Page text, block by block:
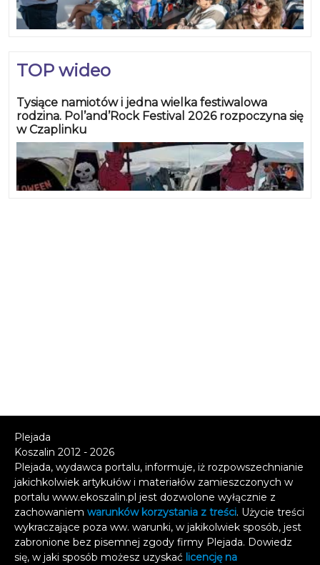
TOP wideo
Tysiące namiotów i jedna wielka festiwalowa
rodzina. Pol’and’Rock Festival 2026 rozpoczyna się
w Czaplinku
Plejada
Koszalin 2012 - 2026
Plejada, wydawca portalu, informuje, iż rozpowszechnianie
jakichkolwiek artykułów i materiałów zamieszczonych w
portalu www.ekoszalin.pl jest dozwolone wyłącznie z
zachowaniem warunków korzystania z treści. Użycie treści
wykraczające poza ww. warunki, w jakikolwiek sposób, jest
zabronione bez pisemnej zgody firmy Plejada. Dowiedz
się, w jaki sposób możesz uzyskać licencję na